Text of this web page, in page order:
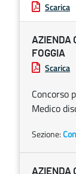
Scarica
AZIENDA
FOGGIA
Scarica
Concorso
Medico
Sezione:
AZIENDA